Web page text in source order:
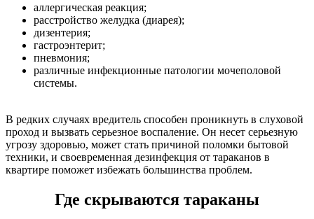
аллергическая реакция;
расстройство желудка (диарея);
дизентерия;
гастроэнтерит;
пневмония;
различные инфекционные патологии мочеполовой
системы.
В редких случаях вредитель способен проникнуть в слуховой
проход и вызвать серьезное воспаление. Он несет серьезную
угрозу здоровью, может стать причиной поломки бытовой
техники, и своевременная дезинфекция от тараканов в
квартире поможет избежать большинства проблем.
Где скрываются тараканы